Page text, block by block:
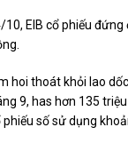
EIB cổ phiếu
thoát khỏi lao
9, has hơn 135
số sử dụng